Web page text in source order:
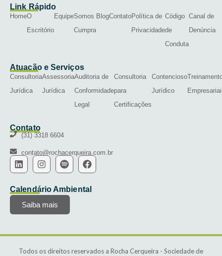
Link Rápido
HomeO
Escritório
EquipeSomos
Cumpra
BlogContatoPolítica de
Privacidade
Código
de
Conduta
Canal de
Denúncia
Atuação e Serviços
Consultoria
Jurídica
Assessoria
Jurídica
Auditoria de
Conformidade
Legal
Consultoria
para
Certificações
Contencioso
Jurídico
Contato
(31) 3318 6604
contato@rochacerqueira.com.br
Calendário Ambiental
Saiba mais
Todos os direitos reservados a Rocha Cerqueira - Sociedade de